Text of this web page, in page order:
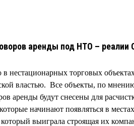
аренды под НТО – реалии
нестационарных торговых
властью. Все объекты, по
аренды будут снесены для
начинают появляться в
выиграла строящая их